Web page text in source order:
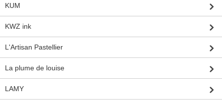
KUM
KWZ ink
L'Artisan Pastellier
La plume de louise
LAMY